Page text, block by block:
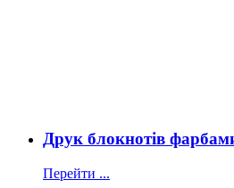
Друк блокнотів
Перейти ...